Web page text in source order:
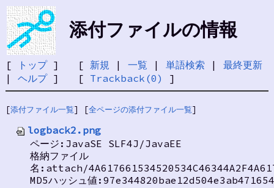
添付ファイルの情報
[ トップ] [ 新規 | 一覧 | 単語検索 | 最終更新
| ヘルプ] [ Trackback(0) ]
[添付ファイル一覧] [全ページの添付ファイル一覧]
logback2.png
ページ:JavaSE SLF4J/JavaEE
格納ファイル
名:attach/
MD5ハッシュ値